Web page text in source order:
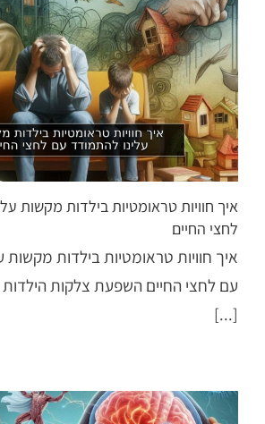
איך חוויות טראומטיות בילדות מקשות
לחצי החיים
איך חוויות טראומטיות בילדות מקשות
עם לחצי החיים השפעת צלקות הילדות
[...]